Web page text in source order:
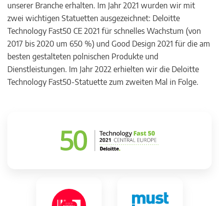
unserer Branche erhalten. Im Jahr 2021 wurden wir mit
zwei wichtigen Statuetten ausgezeichnet: Deloitte
Technology Fast50 CE 2021 für schnelles Wachstum (von
2017 bis 2020 um 650 %) und Good Design 2021 für die am
besten gestalteten polnischen Produkte und
Dienstleistungen. Im Jahr 2022 erhielten wir die Deloitte
Technology Fast50-Statuette zum zweiten Mal in Folge.